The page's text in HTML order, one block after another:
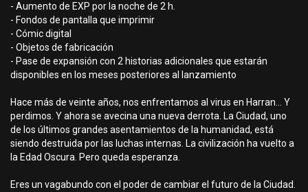
- Aumento de EXP por la noche de 2 h.
- Fondos de pantalla que imprimir
- Cómic digital
- Objetos de fabricación
- Pase de expansión con 2 historias adicionales que estarán
disponibles en los meses posteriores al lanzamiento
Hace más de veinte años, nos enfrentamos al virus en Harran... Y
perdimos. Y ahora se avecina una nueva derrota. La Ciudad, uno
de los últimos grandes asentamientos de la humanidad, está
siendo destruida por las luchas internas. La civilización ha vuelto a
la Edad Oscura. Pero queda esperanza.
Eres un vagabundo con el poder de cambiar el futuro de la Ciudad.